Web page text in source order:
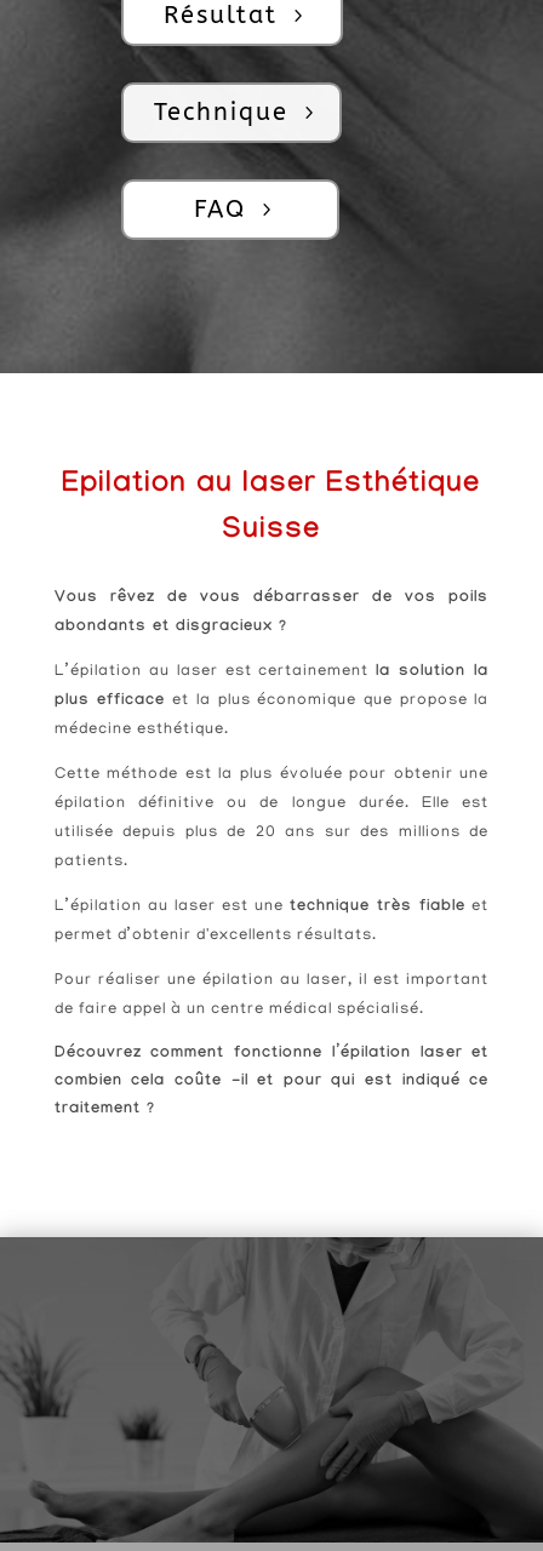
Résultat
Technique
FAQ
Epilation au laser Esthétique
Suisse
Vous rêvez de vous débarrasser de vos poils
abondants et disgracieux ?
L’épilation au laser est certainementla solution la
plus efficace et la plus économique que propose la
médecine esthétique.
Cette méthode est la plus évoluée pour obtenir une
épilation définitive ou de longue durée. Elle est
utilisée depuis plus de 20 ans sur des millions de
patients.
L’épilation au laser est unetechnique très fiable et
permet d’obtenir d'excellents résultats.
Pour réaliser une épilation au laser, il est important
de faire appel à un centre médical spécialisé.
Découvrez comment fonctionne l’épilation laser et
combien cela coûte -il et pour qui est indiqué ce
traitement ?